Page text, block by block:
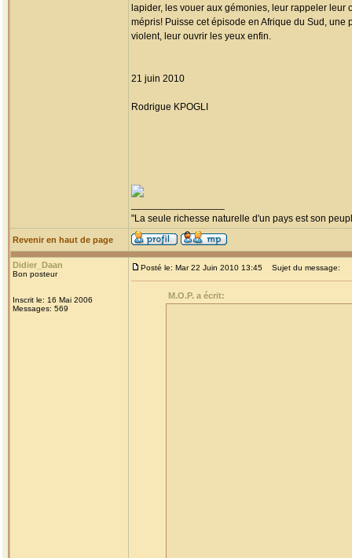
lapider, les vouer aux gémonies, leur rappeler
mépris! Puisse cet épisode en Afrique du Sud,
violent, leur ouvrir les yeux enfin.
21 juin 2010
Rodrigue KPOGLI
"La seule richesse naturelle d'un pays est son
Revenir en haut de page
Didier_Daan
Bon posteur
Inscrit le: 16 Mai 2006
Messages: 569
Posté le: Mar 22 Juin 2010 13:45 Sujet du message:
M.O.P. a écrit: